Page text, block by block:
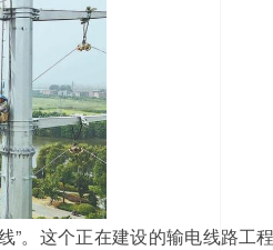
。这个正在建设的输电线路工